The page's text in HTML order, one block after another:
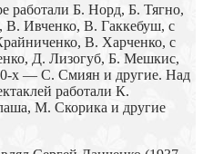
работали Б. Норд, Б. Тягно,
Ивченко, В. Гаккебуш, с
В. Харченко, с
Д. Лизогуб, Б. Мешкис,
х — С. Смиян и другие. Над
работали К.
М. Скорика и другие